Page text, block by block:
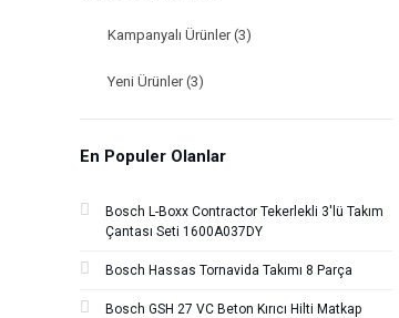
Kampanyalı Ürünler (3)
Yeni Ürünler (3)
En Populer Olanlar
Bosch L-Boxx Contractor Tekerlekli 3'lü Takım
Çantası Seti 1600A037DY
Bosch Hassas Tornavida Takımı 8 Parça
Bosch GSH 27 VC Beton Kırıcı Hilti Matkap